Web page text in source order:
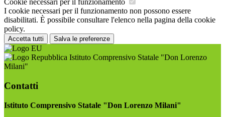
Cookie necessari per il funzionamento
I cookie necessari per il funzionamento non possono essere
disabilitati. È possibile consultare l'elenco nella pagina della cookie
policy.
Accetta tutti Salva le preferenze
Istituto Comprensivo Statale "Don Lorenzo
Milani"
Contatti
Istituto Comprensivo Statale "Don Lorenzo Milani"